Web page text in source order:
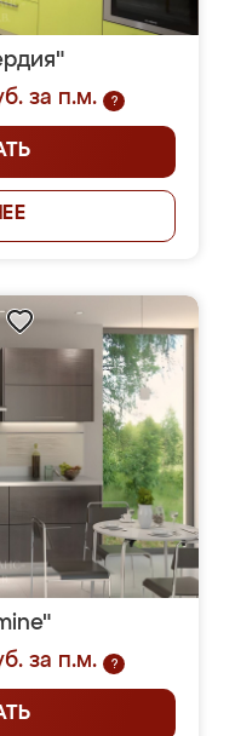
за п.м.
?
за п.м.
?